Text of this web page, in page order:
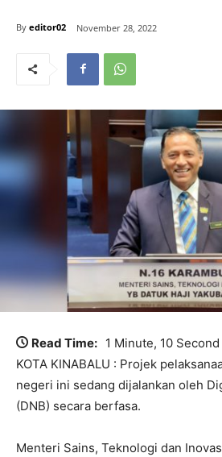
By editor02 November 28, 2022
Read Time: 1 Minute, 10 Second
KOTA KINABALU : Projek
negeri ini sedang dijalankan oleh
(DNB) secara berfasa.
Menteri Sains, Teknologi dan